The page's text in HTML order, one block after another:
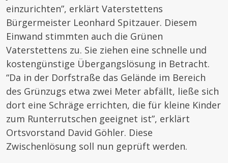
einzurichten”, erklärt Vaterstettens
Bürgermeister Leonhard Spitzauer. Diesem
Einwand stimmten auch die Grünen
Vaterstettens zu. Sie ziehen eine schnelle und
kostengünstige Übergangslösung in Betracht.
“Da in der Dorfstraße das Gelände im Bereich
des Grünzugs etwa zwei Meter abfällt, ließe sich
dort eine Schräge errichten, die für kleine Kinder
zum Runterrutschen geeignet ist”, erklärt
Ortsvorstand David Göhler. Diese
Zwischenlösung soll nun geprüft werden.